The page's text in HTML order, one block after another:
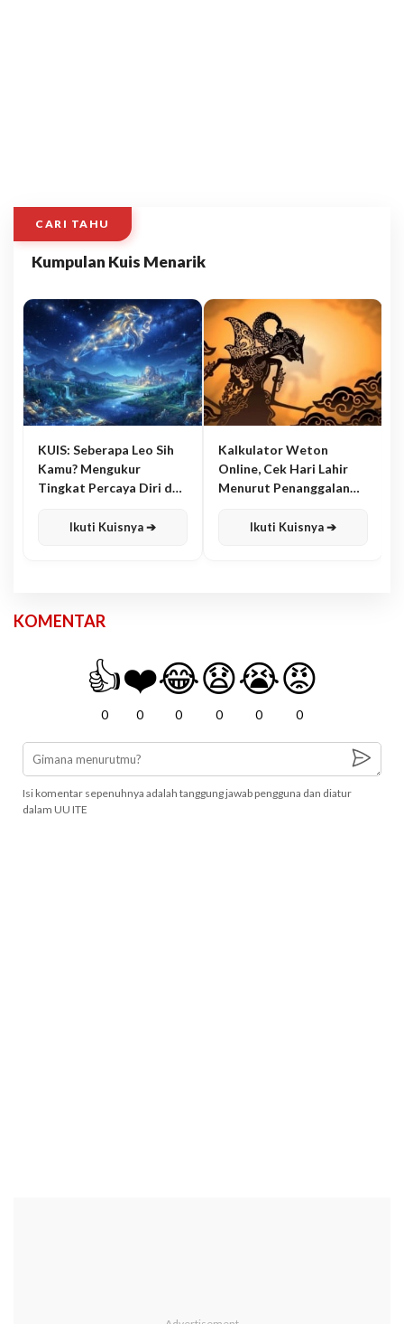
CARI TAHU
Kumpulan Kuis Menarik
KUIS: Seberapa Leo Sih
Kamu? Mengukur
Tingkat Percaya Diri dan
Ikuti Kuisnya ➔
Kalkulator Weton
Online, Cek Hari Lahir
Menurut Penanggalan
Ikuti Kuisnya ➔
KOMENTAR
👍
0
❤️
0
😂
0
😧
0
😭
0
😡
0
Isi komentar sepenuhnya adalah tanggung jawab pengguna dan diatur
dalam UU ITE